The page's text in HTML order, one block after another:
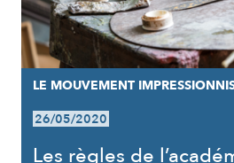
LE MOUVEMENT
26/05/2020
Les règles de